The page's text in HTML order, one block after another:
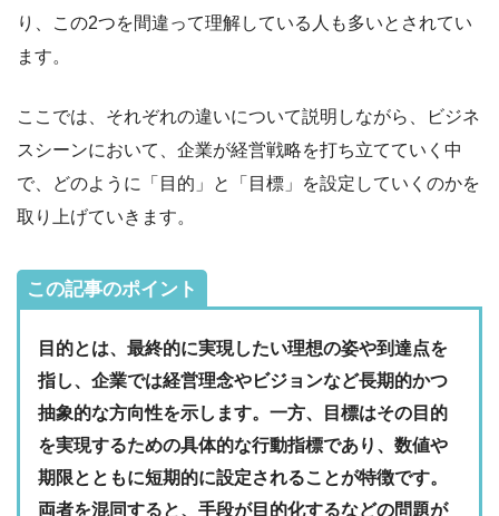
り、この2つを間違って理解している人も多いとされてい
ます。
ここでは、それぞれの違いについて説明しながら、ビジネ
スシーンにおいて、企業が経営戦略を打ち立てていく中
で、どのように「目的」と「目標」を設定していくのかを
取り上げていきます。
この記事のポイント
目的とは、最終的に実現したい理想の姿や到達点を
指し、企業では経営理念やビジョンなど長期的かつ
抽象的な方向性を示します。一方、目標はその目的
を実現するための具体的な行動指標であり、数値や
期限とともに短期的に設定されることが特徴です。
両者を混同すると、手段が目的化するなどの問題が